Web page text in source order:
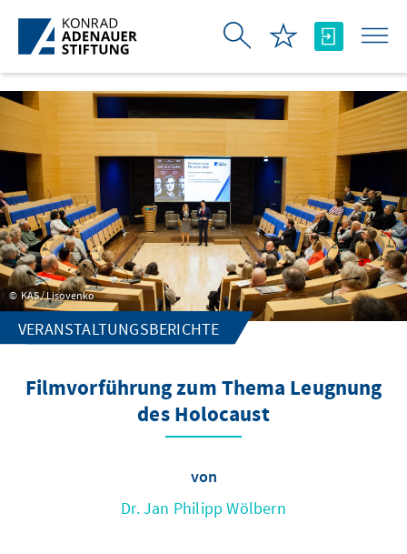
Zum Hauptinhalt springen
KAS / Lisovenko
VERANSTALTUNGSBERICHTE
Filmvorführung zum Thema Leugnung
des Holocaust
von
Dr. Jan Philipp Wölbern